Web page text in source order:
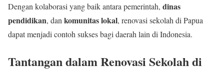
Dengan kolaborasi yang baik antara pemerintah, dinas
pendidikan, dan komunitas lokal, renovasi sekolah di Papua
dapat menjadi contoh sukses bagi daerah lain di Indonesia.
Tantangan dalam Renovasi Sekolah di